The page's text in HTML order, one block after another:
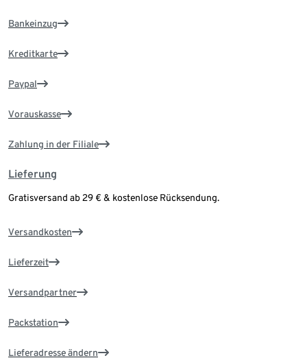
Bankeinzug
Kreditkarte
Paypal
Vorauskasse
Zahlung in der Filiale
Lieferung
Gratisversand ab 29 € & kostenlose Rücksendung.
Versandkosten
Lieferzeit
Versandpartner
Packstation
Lieferadresse ändern